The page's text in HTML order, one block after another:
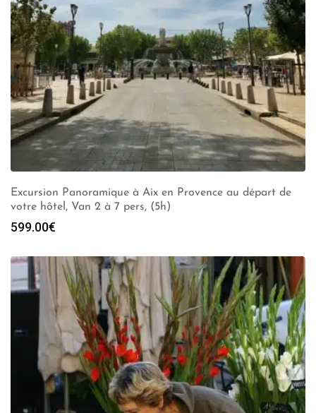
Excursion Panoramique à Aix en Provence au départ de
votre hôtel, Van 2 à 7 pers, (5h)
599.00€